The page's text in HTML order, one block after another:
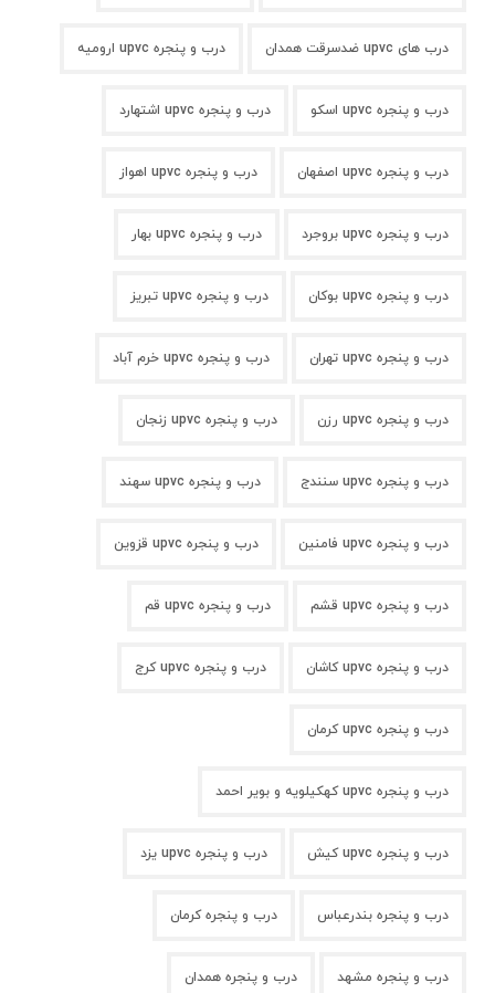
درب های upvc ضدسرقت همدان درب و پنجره upvc ارومیه
درب و پنجره upvc اسکو درب و پنجره upvc اشتهارد
درب و پنجره upvc اصفهان درب و پنجره upvc اهواز
درب و پنجره upvc بروجرد درب و پنجره upvc بهار
درب و پنجره upvc بوکان درب و پنجره upvc تبریز
درب و پنجره upvc تهران درب و پنجره upvc خرم آباد
درب و پنجره upvc رزن درب و پنجره upvc زنجان
درب و پنجره upvc سنندج درب و پنجره upvc سهند
درب و پنجره upvc فامنین درب و پنجره upvc قزوین
درب و پنجره upvc قشم درب و پنجره upvc قم
درب و پنجره upvc کاشان درب و پنجره upvc کرج
درب و پنجره upvc کرمان
درب و پنجره upvc کهکیلویه و بویر احمد
درب و پنجره upvc کیش درب و پنجره upvc یزد
درب و پنجره بندرعباس درب و پنجره کرمان
درب و پنجره مشهد درب و پنجره همدان